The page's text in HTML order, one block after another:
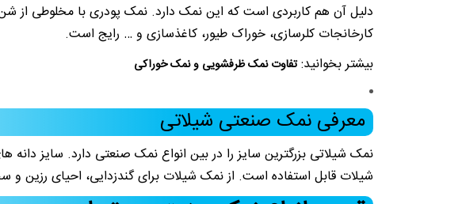
دلیل آن هم کاربردی است که این نمک دارد. نمک پودری با مخلوطی از
کارخانجات کلرسازی، خوراک طیور، کاغذسازی و … رایج است.
بیشتر بخوانید:تفاوت نمک ظرفشویی و نمک خوراکی
معرفی نمک صنعتی شیلاتی
نمک شیلاتی بزرگترین سایز را در بین انواع نمک صنعتی دارد. سایز
شیلات قابل استفاده است. از نمک شیلات برای گندزدایی، احیای